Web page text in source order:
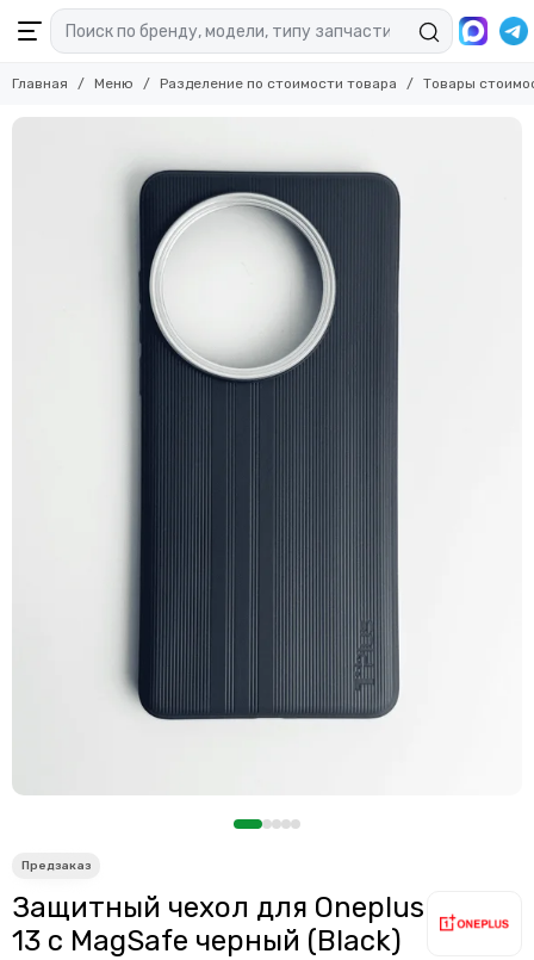
Главная Меню Разделение по стоимости товара Товары
Защитный чехол для Oneplus
13 c MagSafe черный (Black)